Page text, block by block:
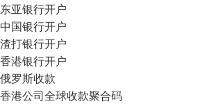
东亚银行开户
中国银行开户
渣打银行开户
香港银行开户
俄罗斯收款
香港公司全球收款聚合码